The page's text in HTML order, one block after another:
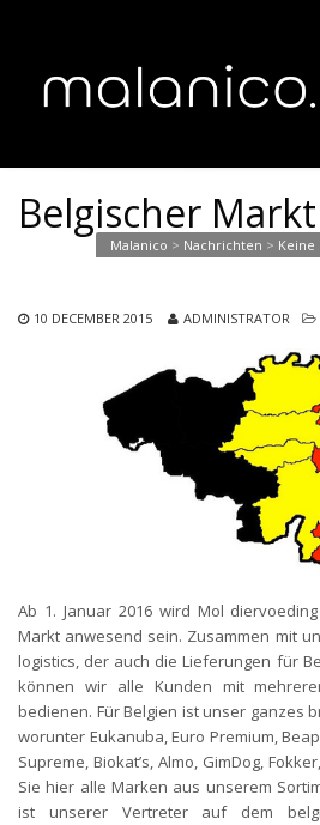
Belgischer Markt
Malanico > Nachrichten > Keine
10 DECEMBER 2015 ADMINISTRATOR
Ab 1. Januar 2016 wird Mol
Markt anwesend sein. Zusammen mit
logistics, der auch die Lieferungen für
können wir alle Kunden mit
bedienen. Für Belgien ist unser ganzes
worunter Eukanuba, Euro Premium,
Supreme, Biokat’s, Almo, GimDog,
Sie hier alle Marken aus unserem
ist unserer Vertreter auf dem